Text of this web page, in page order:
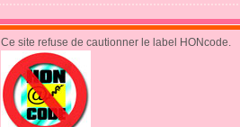
Ce site refuse de cautionner le label HONcode.